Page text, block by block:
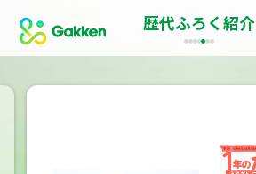
歴代ふろく紹介